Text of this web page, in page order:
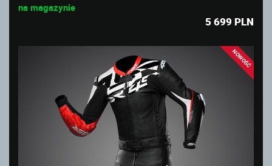
na magazynie
5 699 PLN
NOWOŚĆ